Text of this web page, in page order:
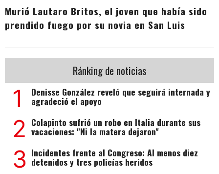
Murió Lautaro Britos, el joven que había sido
prendido fuego por su novia en San Luis
Ránking de noticias
1 Denisse González reveló que seguirá internada y
agradeció el apoyo
2 Colapinto sufrió un robo en Italia durante sus
vacaciones: "Ni la matera dejaron"
3 Incidentes frente al Congreso: Al menos diez
detenidos y tres policías heridos